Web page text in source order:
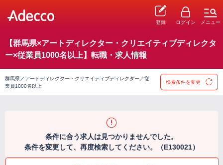
登録 ログイン メニュー
【群馬県×アートディレクター・クリエイティブディレクタ
ー×従業員1000名以上】転職・求人情報
群馬県／アートディレクター・クリエイティブディレクター／従
業員1000名以上
検索条件を変更
条件に合う求人は見つかりませんでした。
条件を変更して、再度検索してください。（E130021）